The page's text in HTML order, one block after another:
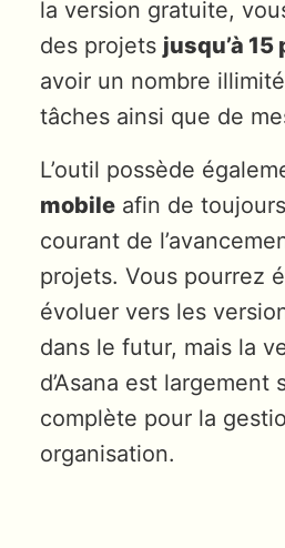
la version gratuite,
des projets jusqu’à
avoir un nombre
tâches ainsi que de
L’outil possède
mobile afin de
courant de
projets. Vous pourrez
évoluer vers les
dans le futur, mais la
d’Asana est largement
complète pour la
organisation.